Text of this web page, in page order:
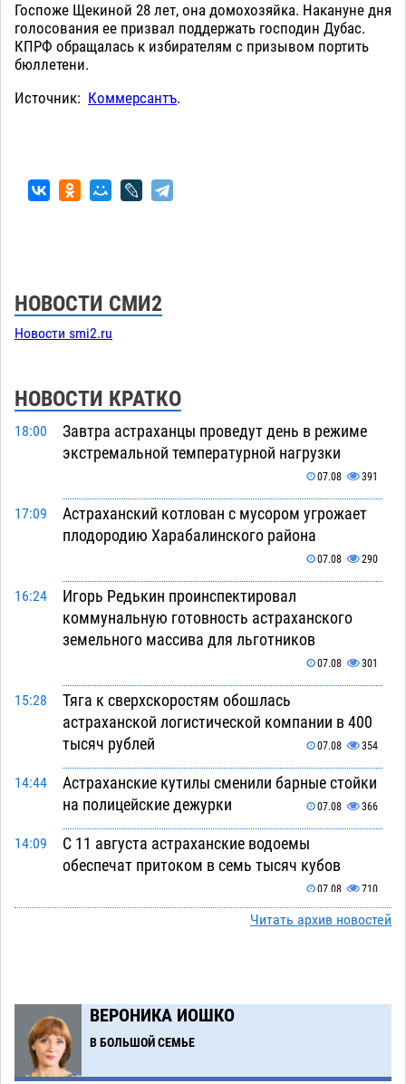
Госпоже Щекиной 28 лет, она домохозяйка. Накануне дня
голосования ее призвал поддержать господин Дубас.
КПРФ обращалась к избирателям с призывом портить
бюллетени.
Источник: Коммерсантъ.
НОВОСТИ СМИ2
Новости smi2.ru
НОВОСТИ КРАТКО
18:00
Завтра астраханцы проведут день в режиме
экстремальной температурной нагрузки
07.08 391
17:09
Астраханский котлован с мусором угрожает
плодородию Харабалинского района
07.08 290
16:24
Игорь Редькин проинспектировал
коммунальную готовность астраханского
земельного массива для льготников
07.08 301
15:28
Тяга к сверхскоростям обошлась
астраханской логистической компании в 400
тысяч рублей
07.08 354
14:44
Астраханские кутилы сменили барные стойки
на полицейские дежурки
07.08 366
14:09
С 11 августа астраханские водоемы
обеспечат притоком в семь тысяч кубов
07.08 710
Астраханский аэропорт попробует отбиться
помойку
11:58
В Астрахани подросток угнал мотоцикл и
похитил чужие мобильник с банковскими
Читать архив новостей
ВЕРОНИКА ИОШКО
В БОЛЬШОЙ СЕМЬЕ